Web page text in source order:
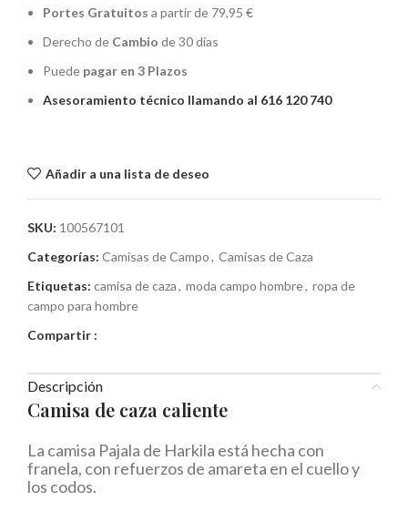
Portes Gratuitos a partir de 79,95 €
Derecho de Cambio de 30 días
Puede pagar en 3 Plazos
Asesoramiento técnico llamando al 616 120 740
Añadir a una lista de deseo
SKU: 100567101
Categorías: Camisas de Campo, Camisas de Caza
Etiquetas: camisa de caza, moda campo hombre, ropa de
campo para hombre
Compartir :
Descripción
Camisa de caza caliente
La camisa Pajala de Harkila está hecha con
franela, con refuerzos de amareta en el cuello y
los codos.